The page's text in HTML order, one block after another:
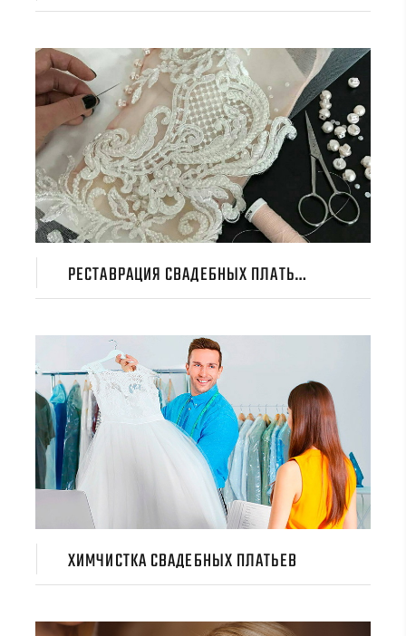
РЕСТАВРАЦИЯ СВАДЕБНЫХ ПЛАТЬЕВ
ХИМЧИСТКА СВАДЕБНЫХ ПЛАТЬЕВ